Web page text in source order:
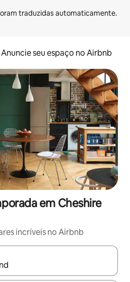
Anuncie seu espaço no Airbnb
em Cheshire
incríveis no Airbnb
disponíveis, explore-os